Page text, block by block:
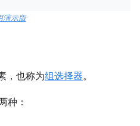
演示版
，也称为组选择器。
种：